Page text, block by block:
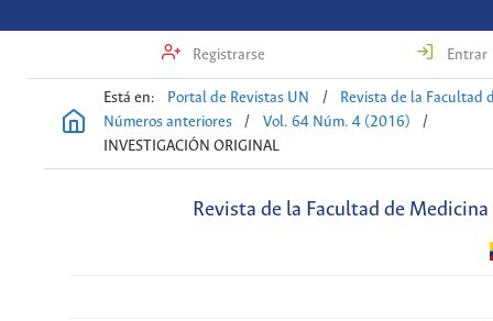
Registrarse Entrar
Está en: Portal de Revistas UN /
Revista de la Facultad
Números anteriores
/ Vol. 64 Núm. 4 (2016)
/
INVESTIGACIÓN ORIGINAL
Revista de la Facultad de Medicina